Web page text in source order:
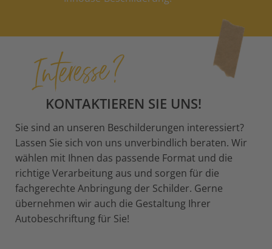
Interesse?
KONTAKTIEREN SIE UNS!
Sie sind an unseren Beschilderungen interessiert?
Lassen Sie sich von uns unverbindlich beraten. Wir
wählen mit Ihnen das passende Format und die
richtige Verarbeitung aus und sorgen für die
fachgerechte Anbringung der Schilder. Gerne
übernehmen wir auch die Gestaltung Ihrer
Autobeschriftung für Sie!